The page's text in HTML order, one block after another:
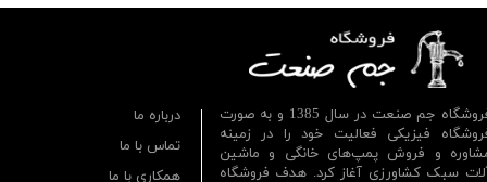
فروشگاه جم صنعت در سال 1385 و به صورت
فیزیکی فعالیت خود را در زمینه
و فروش پمپ‌های خانگی و ماشین
سبک کشاورزی آغاز کرد. هدف فروشگاه
درباره ما
تماس با ما
همکاری با ما